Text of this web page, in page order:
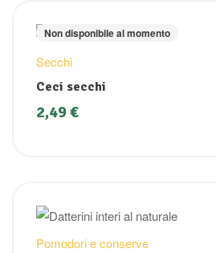
Non disponibile al momento
Secchi
Ceci secchi
2,49€
Pomodori e conserve